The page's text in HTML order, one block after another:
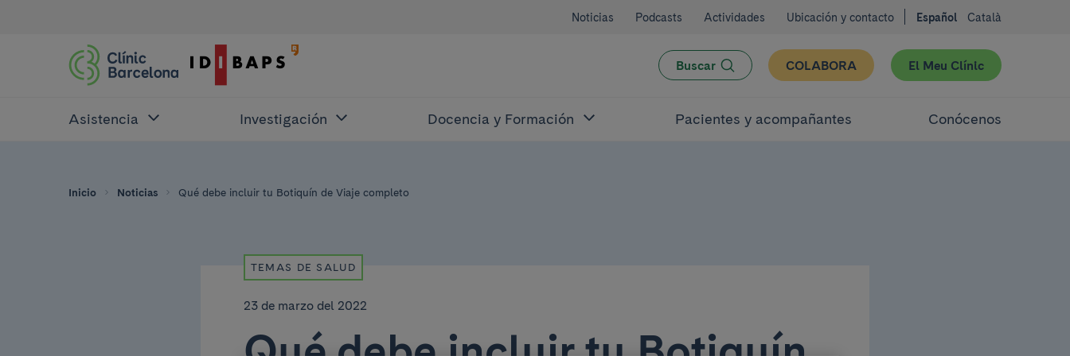
Noticias Podcasts Actividades Ubicación y contacto Español Català
Buscar COLABORA El Meu Clínic
Asistencia Investigación Docencia y Formación Pacientes y acompañantes Conócenos
Inicio Noticias Qué debe incluir tu Botiquín de Viaje completo
TEMAS DE SALUD
23 de marzo del 2022